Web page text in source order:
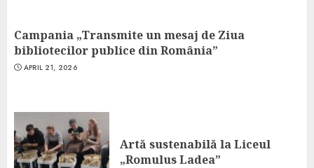
Campania „Transmite un mesaj de Ziua
bibliotecilor publice din România”
APRIL 21, 2026
Artă sustenabilă la Liceul
„Romulus Ladea”